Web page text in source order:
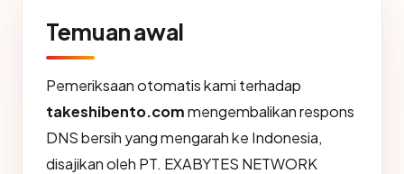
Temuan awal
Pemeriksaan otomatis kami terhadap
takeshibento.commengembalikan respons
DNS bersih yang mengarah ke Indonesia,
disajikan oleh PT. EXABYTES NETWORK